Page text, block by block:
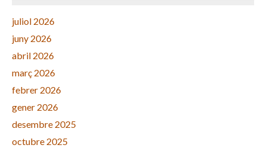
juliol 2026
juny 2026
abril 2026
març 2026
febrer 2026
gener 2026
desembre 2025
octubre 2025